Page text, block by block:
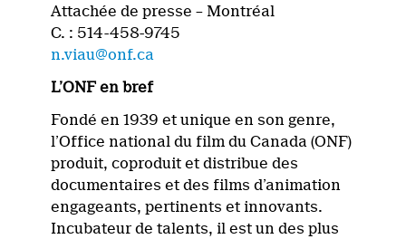
Attachée de presse – Montréal
C. : 514-458-9745
n.viau@onf.ca
L’ONF en bref
Fondé en 1939 et unique en son genre,
l’Office national du film du Canada (ONF)
produit, coproduit et distribue des
documentaires et des films d’animation
engageants, pertinents et innovants.
Incubateur de talents, il est un des plus